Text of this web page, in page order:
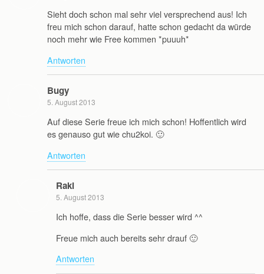
Sieht doch schon mal sehr viel versprechend aus! Ich
freu mich schon darauf, hatte schon gedacht da würde
noch mehr wie Free kommen *puuuh*
Antworten
Bugy
5. August 2013
Auf diese Serie freue ich mich schon! Hoffentlich wird
es genauso gut wie chu2koi. 🙂
Antworten
Raki
5. August 2013
Ich hoffe, dass die Serie besser wird ^^
Freue mich auch bereits sehr drauf 🙂
Antworten